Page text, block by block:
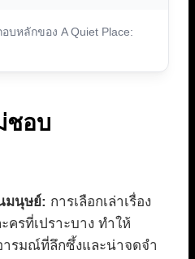
บหลักของ A Quiet Place:
ชอบ
มนุษย์: การเลือกเล่าเรื่อง
ครที่เปราะบาง ทำให้
รมณ์ที่ลึกซึ้งและน่าจดจำ